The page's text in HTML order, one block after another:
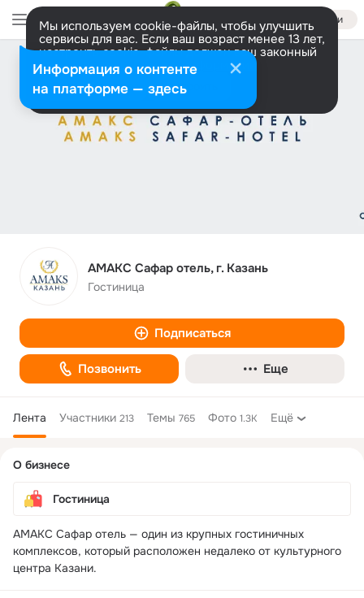
Войти
Мы используем cookie-файлы, чтобы улучшить
сервисы для вас. Если ваш возраст менее 13 лет,
настроить cookie-файлы должен ваш законный
представитель. Больше информации
Разрешить все Настроить
АМАКС Сафар отель, г. Казань
Гостиница
Подписаться
Позвонить Еще
Лента Участники 213 Темы 765 Фото 1.3K Ещё
колонка
О бизнесе
Гостиница
АМАКС Сафар отель — один из крупных гостиничных
комплексов, который расположен недалеко от культурного
центра Казани.
Информация о контенте
на платформе — здесь